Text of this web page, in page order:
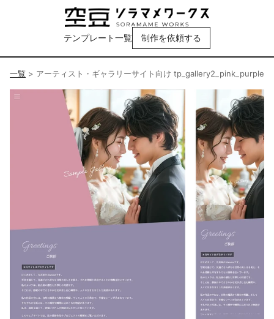
テンプレート一覧 制作を依頼する
一覧 > アーティスト・ギャラリーサイト向け tp_gallery2_pink_purple